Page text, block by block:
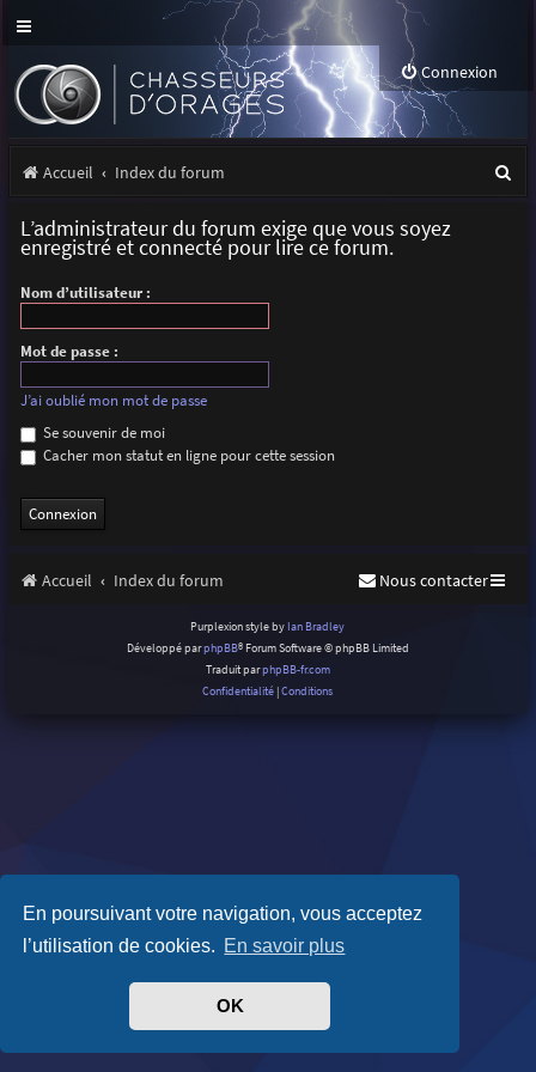
En poursuivant votre navigation, vous acceptez
l’utilisation de cookies. En savoir plus
OK
Connexion
Accueil Index du forum
L’administrateur du forum exige que vous soyez
enregistré et connecté pour lire ce forum.
Nom d’utilisateur :
Mot de passe :
J’ai oublié mon mot de passe
Se souvenir de moi
Cacher mon statut en ligne pour cette session
Accueil Index du forum Nous contacter
Purplexion style by Ian Bradley
Développé parphpBB® Forum Software © phpBB Limited
Traduit parphpBB-fr.com
Confidentialité |Conditions